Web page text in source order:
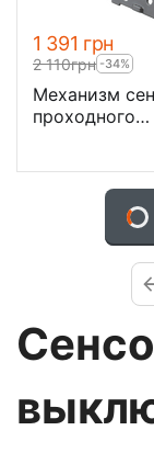
1 391 грн
2 110грн -34%
Механизм
проходного